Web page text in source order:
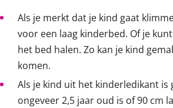
Als je merkt dat je kind gaat
voor een laag kinderbed. Of je
het bed halen. Zo kan je kind
komen.
Als je kind uit het kinderledikant is
ongeveer 2,5 jaar oud is of 90 cm